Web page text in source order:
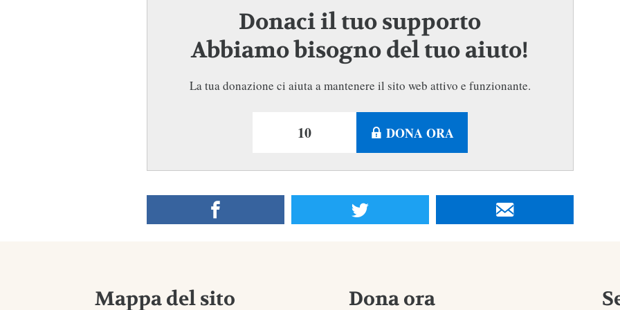
Donaci il tuo supporto
Abbiamo bisogno del tuo aiuto!
La tua donazione ci aiuta a mantenere il sito web attivo e funzionante.
DONA ORA
Mappa del sito Dona ora